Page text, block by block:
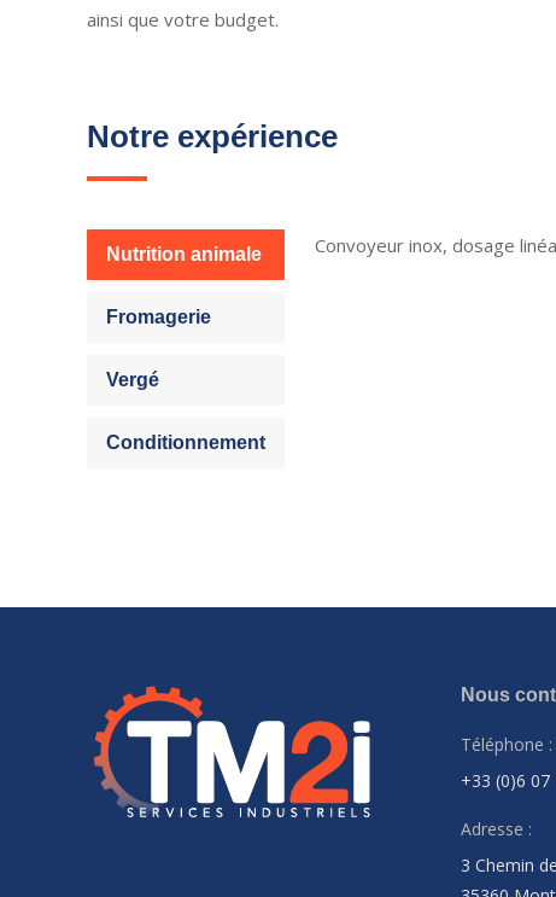
ainsi que votre budget.
Notre expérience
Nutrition animale
Fromagerie
Vergé
Conditionnement
Convoyeur inox, dosage
Nous
Téléphone :
+33 (0)6 07
Adresse :
3 Chemin